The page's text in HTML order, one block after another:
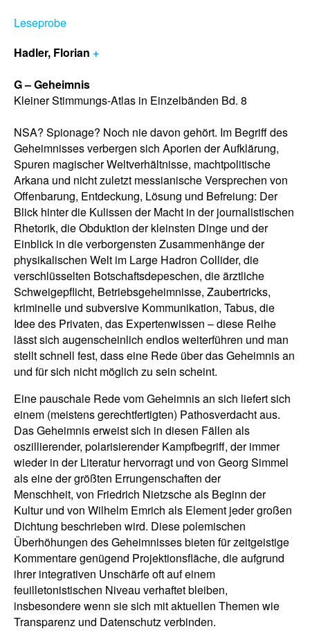
Hadler, Florian +
G – Geheimnis
Kleiner Stimmungs-Atlas in Einzelbänden Bd. 8
NSA? Spionage? Noch nie davon gehört. Im Begriff des
Geheimnisses verbergen sich Aporien der Aufklärung,
Spuren magischer Weltverhältnisse, machtpolitische
Arkana und nicht zuletzt messianische Versprechen von
Offenbarung, Entdeckung, Lösung und Befreiung: Der
Blick hinter die Kulissen der Macht in der journalistischen
Rhetorik, die Obduktion der kleinsten Dinge und der
Einblick in die verborgensten Zusammenhänge der
physikalischen Welt im Large Hadron Collider, die
verschlüsselten Botschaftsdepeschen, die ärztliche
Schweigepflicht, Betriebsgeheimnisse, Zaubertricks,
kriminelle und subversive Kommunikation, Tabus, die
Idee des Privaten, das Expertenwissen – diese Reihe
lässt sich augenscheinlich endlos weiterführen und man
stellt schnell fest, dass eine Rede über das Geheimnis an
und für sich nicht möglich zu sein scheint.
Eine pauschale Rede vom Geheimnis an sich liefert sich
einem (meistens gerechtfertigten) Pathosverdacht aus.
Das Geheimnis erweist sich in diesen Fällen als
oszillierender, polarisierender Kampfbegriff, der immer
wieder in der Literatur hervorragt und von Georg Simmel
als eine der größten Errungenschaften der
Menschheit, von Friedrich Nietzsche als Beginn der
Kultur und von Wilhelm Emrich als Element jeder großen
Dichtung beschrieben wird. Diese polemischen
Überhöhungen des Geheimnisses bieten für zeitgeistige
Kommentare genügend Projektionsfläche, die aufgrund
ihrer integrativen Unschärfe oft auf einem
feuilletonistischen Niveau verhaftet bleiben,
insbesondere wenn sie sich mit aktuellen Themen wie
Transparenz und Datenschutz verbinden.
Leseprobe